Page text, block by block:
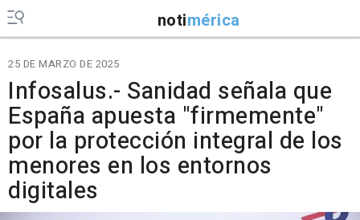
notimérica
25 DE MARZO DE 2025
Infosalus.- Sanidad señala que
España apuesta "firmemente"
por la protección integral de los
menores en los entornos
digitales